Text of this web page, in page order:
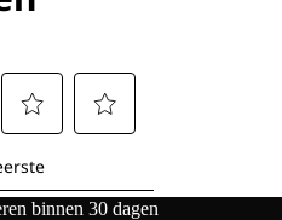
binnen 30 dagen